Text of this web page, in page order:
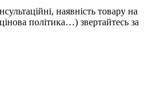
наявність товару на
політика…) звертайтесь за